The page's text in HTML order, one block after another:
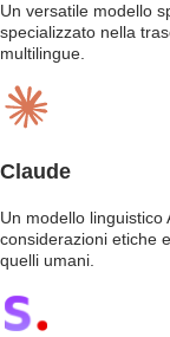
Un versatile modello
specializzato nella
multilingue.
Claude
Un modello linguistico
considerazioni etiche
quelli umani.